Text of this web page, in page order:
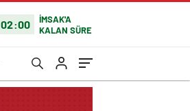
02:00
İMSAK'A
KALAN SÜRE